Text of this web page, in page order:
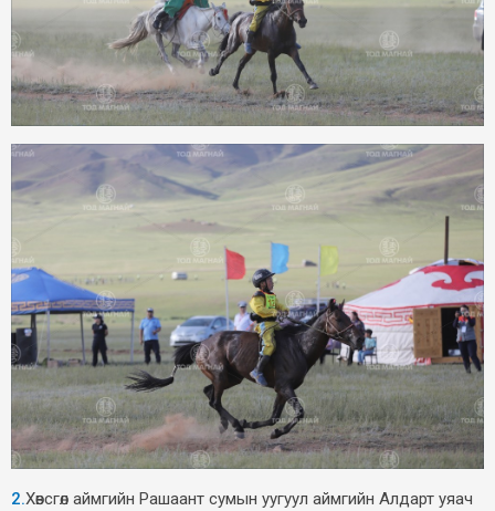
2.Хөвсгөл аймгийн Рашаант сумын уугуул аймгийн Алдарт уяач